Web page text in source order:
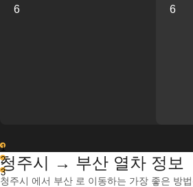
6 6
1
2
3
청주시 → 부산 열차 정보
청주시 에서 부산 로 이동하는 가장 좋은 방